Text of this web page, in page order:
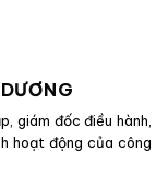
giám đốc điều hành,
hoạt động của công